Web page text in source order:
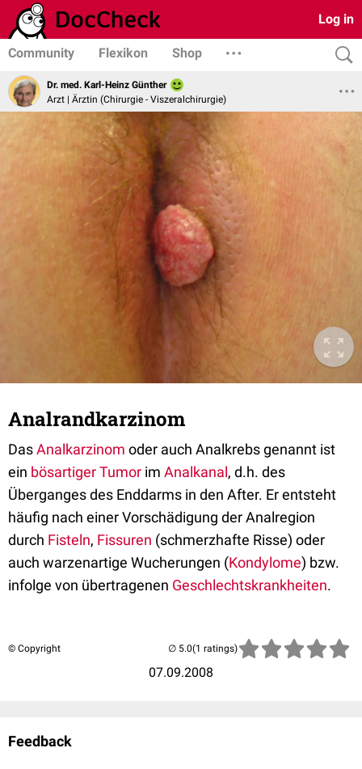
Log in
Community Flexikon Shop
Dr. med. Karl-Heinz Günther
Arzt | Ärztin (Chirurgie - Viszeralchirurgie)
Analrandkarzinom
DasAnalkarzinom oder auch Analkrebs genannt ist
ein bösartigerTumor im Analkanal, d.h. des
Überganges des Enddarms in den After. Er entsteht
häufig nach einer Vorschädigung der Analregion
durch Fisteln, Fissuren (schmerzhafte Risse) oder
auch warzenartige Wucherungen (Kondylome) bzw.
infolge von übertragenen Geschlechtskrankheiten.
© Copyright
07.09.2008
(1 ratings)
Feedback